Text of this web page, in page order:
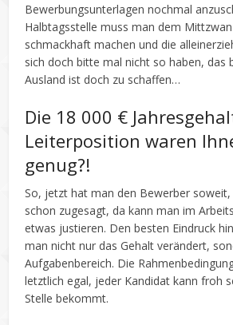
Bewerbungsunterlagen nochmal
Halbtagsstelle muss man dem
schmackhaft machen und die
sich doch bitte mal nicht so haben, das
Ausland ist doch zu schaffen…
Die 18 000 €
Leiterposition waren
genug?!
So, jetzt hat man den Bewerber
schon zugesagt, da kann man im
etwas justieren. Den besten Eindruck
man nicht nur das Gehalt verändert,
Aufgabenbereich. Die
letztlich egal, jeder Kandidat kann froh
Stelle bekommt.